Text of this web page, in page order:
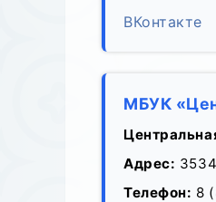
ВКонтакте
МБУК
Адрес:
Телефон: 8